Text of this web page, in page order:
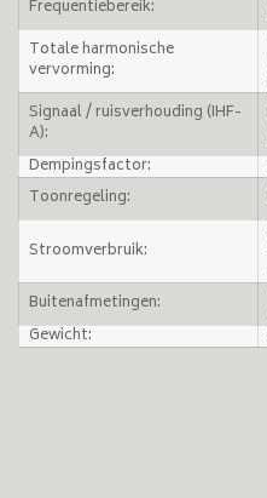
Frequentiebereik:
Totale harmonische
vervorming:
Signaal / ruisverhouding (IHF-
A):
Dempingsfactor:
Toonregeling:
Stroomverbruik:
Buitenafmetingen:
Gewicht: